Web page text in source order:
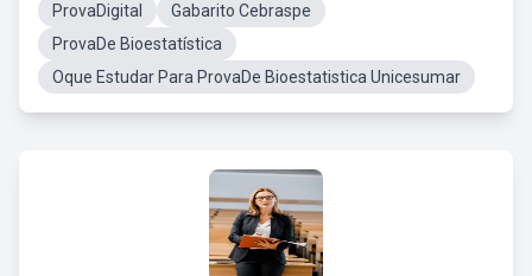
ProvaDigital
Gabarito Cebraspe
ProvaDe Bioestatística
Oque Estudar Para ProvaDe Bioestatistica Unicesumar